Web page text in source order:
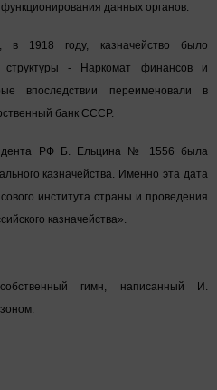
данных органов.
в 1918 году, казначейство было
- Наркомат финансов и
впоследствии переименовали в
банк СССР.
РФ Б. Ельцина № 1556 была
казначейства. Именно эта дата
института страны и проведения
казначейства».
гимн, написанный И.